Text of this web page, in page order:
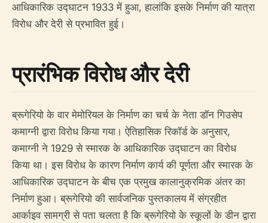
आधिकारिक उद्घाटन 1933 में हुआ, हालांकि इसके निर्माण की यात्रा
विरोध और देरी से प्रभावित हुई।
प्रारंभिक विरोध और देरी
ब्रूगेरियो के वार मेमोरियल के निर्माण का चर्च के नेता डॉन गिउसेप
कमाग्नी द्वारा विरोध किया गया। ऐतिहासिक रिकॉर्ड के अनुसार,
कमाग्नी ने 1929 से स्मारक के आधिकारिक उद्घाटन का विरोध
किया था। इस विरोध के कारण निर्माण कार्य की पूर्णता और स्मारक के
आधिकारिक उद्घाटन के बीच एक प्रमुख कालानुक्रमिक अंतर का
निर्माण हुआ। ब्रूगेरियो की सार्वजनिक पुस्तकालय में संग्रहीत
आर्काइव सामग्री से पता चलता है कि ब्रूगेरियो के स्कूलों के डीन द्वारा